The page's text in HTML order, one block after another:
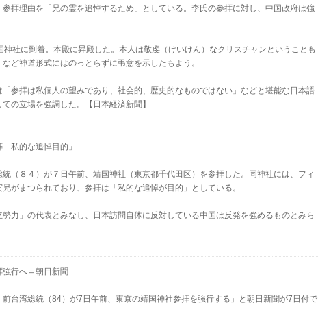
拝理由を「兄の霊を追悼するため」としている。李氏の参拝に対し、中国政府は強
社に到着。本殿に昇殿した。本人は敬虔（けいけん）なクリスチャンということも
ど神道形式にはのっとらずに弔意を示したもよう。
参拝は私個人の望みであり、社会的、歴史的なものではない」などと堪能な日本語
の立場を強調した。【日本経済新聞】
私的な追悼目的」
（８４）が７日午前、靖国神社（東京都千代田区）を参拝した。同神社には、フィ
がまつられており、参拝は「私的な追悼が目的」としている。
力」の代表とみなし、日本訪問自体に反対している中国は反発を強めるものとみら
行へ＝朝日新聞
前台湾総統（84）が7日午前、東京の靖国神社参拝を強行する」と朝日新聞が7日付で